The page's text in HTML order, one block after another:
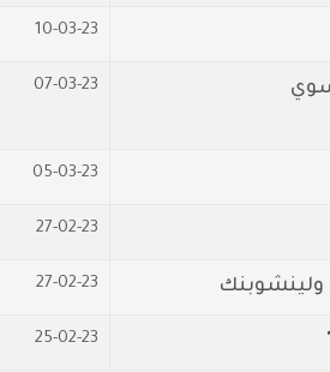
10-03-23
07-03-23
05-03-23
27-02-23
ولينشوبنك 27-02-23
25-02-23